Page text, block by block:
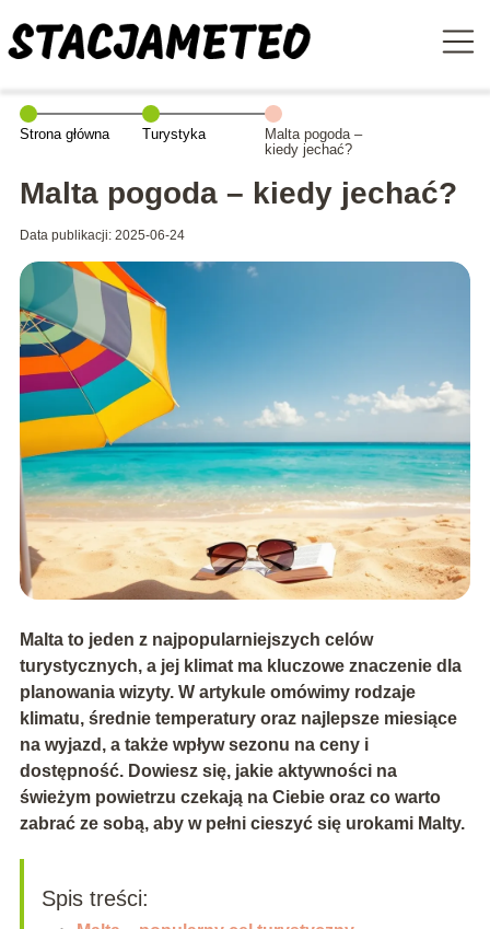
Strona główna Turystyka
Malta pogoda –
kiedy jechać?
Malta pogoda – kiedy jechać?
Data publikacji: 2025-06-24
Malta to jeden z najpopularniejszych celów
turystycznych, a jej klimat ma kluczowe znaczenie dla
planowania wizyty. W artykule omówimy rodzaje
klimatu, średnie temperatury oraz najlepsze miesiące
na wyjazd, a także wpływ sezonu na ceny i
dostępność. Dowiesz się, jakie aktywności na
świeżym powietrzu czekają na Ciebie oraz co warto
zabrać ze sobą, aby w pełni cieszyć się urokami Malty.
Spis treści: